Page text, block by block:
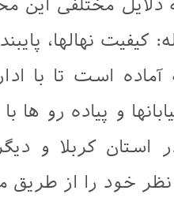
دلایل مختلفی این
کیفیت نهالها،
آماده است تا با
و پیاده رو
استان کربلا و
نظر خود را از طریق